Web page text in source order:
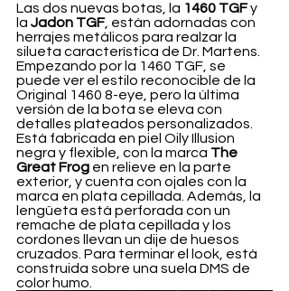
Las dos nuevas botas, la 1460 TGF y
la Jadon TGF, están adornadas con
herrajes metálicos para realzar la
silueta característica de Dr. Martens.
Empezando por la 1460 TGF, se
puede ver el estilo reconocible de la
Original 1460 8-eye, pero la última
versión de la bota se eleva con
detalles plateados personalizados.
Está fabricada en piel Oily Illusion
negra y flexible, con la marca The
Great Frog en relieve en la parte
exterior, y cuenta con ojales con la
marca en plata cepillada. Además, la
lengüeta está perforada con un
remache de plata cepillada y los
cordones llevan un dije de huesos
cruzados. Para terminar el look, está
construida sobre una suela DMS de
color humo.